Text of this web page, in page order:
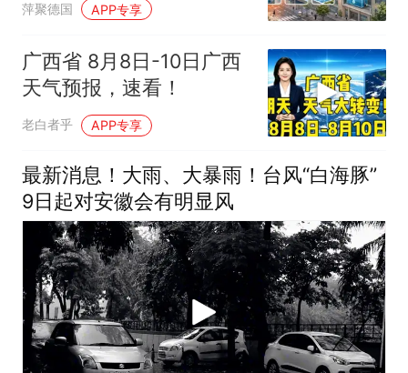
萍聚德国 APP专享
广西省 8月8日-10日广西
天气预报，速看！
老白者乎 APP专享
最新消息！大雨、大暴雨！台风“白海豚”
9日起对安徽会有明显风